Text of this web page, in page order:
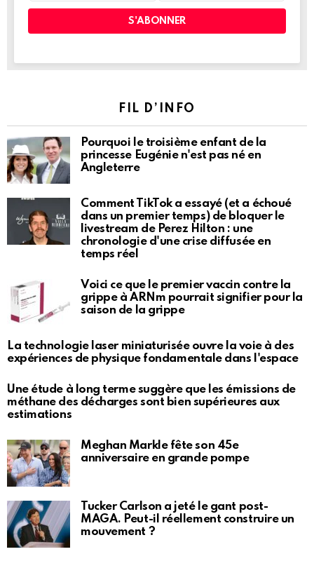
FIL D’INFO
Pourquoi le troisième enfant de la
princesse Eugénie n'est pas né en
Angleterre
Comment TikTok a essayé (et a échoué
dans un premier temps) de bloquer le
livestream de Perez Hilton : une
chronologie d'une crise diffusée en
temps réel
Voici ce que le premier vaccin contre la
grippe à ARNm pourrait signifier pour la
saison de la grippe
La technologie laser miniaturisée ouvre la voie à des
expériences de physique fondamentale dans l'espace
Une étude à long terme suggère que les émissions de
méthane des décharges sont bien supérieures aux
estimations
Meghan Markle fête son 45e
anniversaire en grande pompe
Tucker Carlson a jeté le gant post-
MAGA. Peut-il réellement construire un
mouvement ?